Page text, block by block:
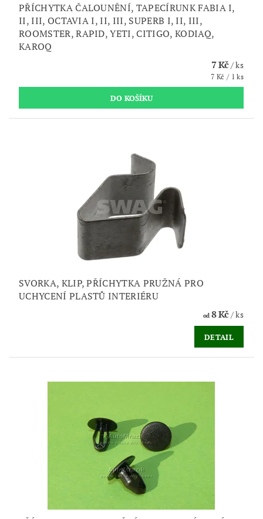
PŘÍCHYTKA ČALOUNĚNÍ, TAPECÍRUNK FABIA I,
II, III, OCTAVIA I, II, III, SUPERB I, II, III,
ROOMSTER, RAPID, YETI, CITIGO, KODIAQ,
KAROQ
7 Kč/ ks
7 Kč / 1 ks
SVORKA, KLIP, PŘÍCHYTKA PRUŽNÁ PRO
UCHYCENÍ PLASTŮ INTERIÉRU
od8 Kč/ ks
DETAIL